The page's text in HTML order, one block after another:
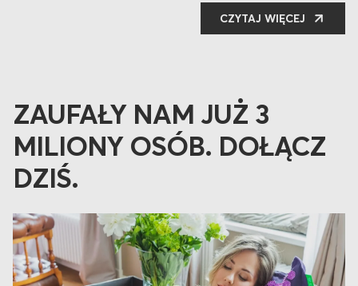
CZYTAJ WIĘCEJ
ZAUFAŁY NAM JUŻ 3
MILIONY OSÓB. DOŁĄCZ
DZIŚ.